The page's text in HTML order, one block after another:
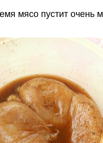
мясо пустит очень